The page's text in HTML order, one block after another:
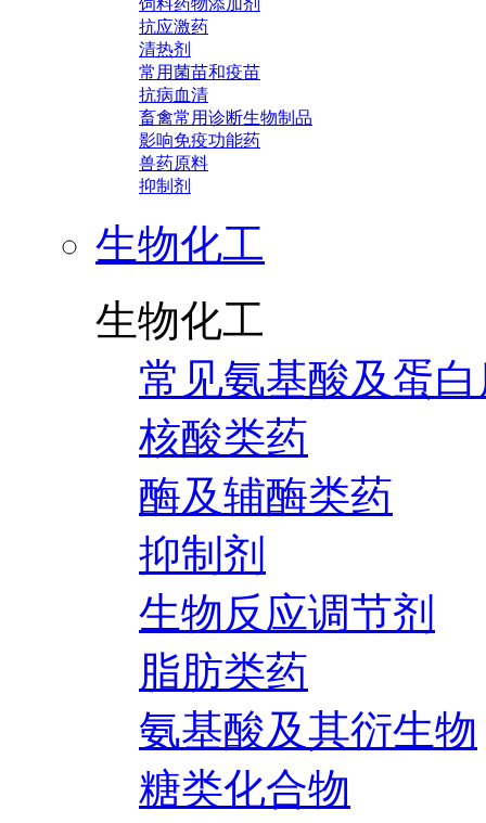
饲料药物添加剂
抗应激药
清热剂
常用菌苗和疫苗
抗病血清
畜禽常用诊断生物制品
影响免疫功能药
兽药原料
抑制剂
生物化工
生物化工
常见氨基酸及蛋
核酸类药
酶及辅酶类药
抑制剂
生物反应调节剂
脂肪类药
氨基酸及其衍生物
糖类化合物